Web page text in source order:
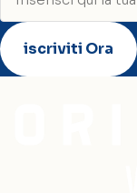
qui
la
tua
email